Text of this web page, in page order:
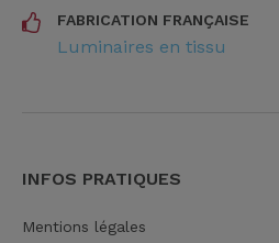
FABRICATION FRANÇAISE
Luminaires en tissu
INFOS PRATIQUES
Mentions légales